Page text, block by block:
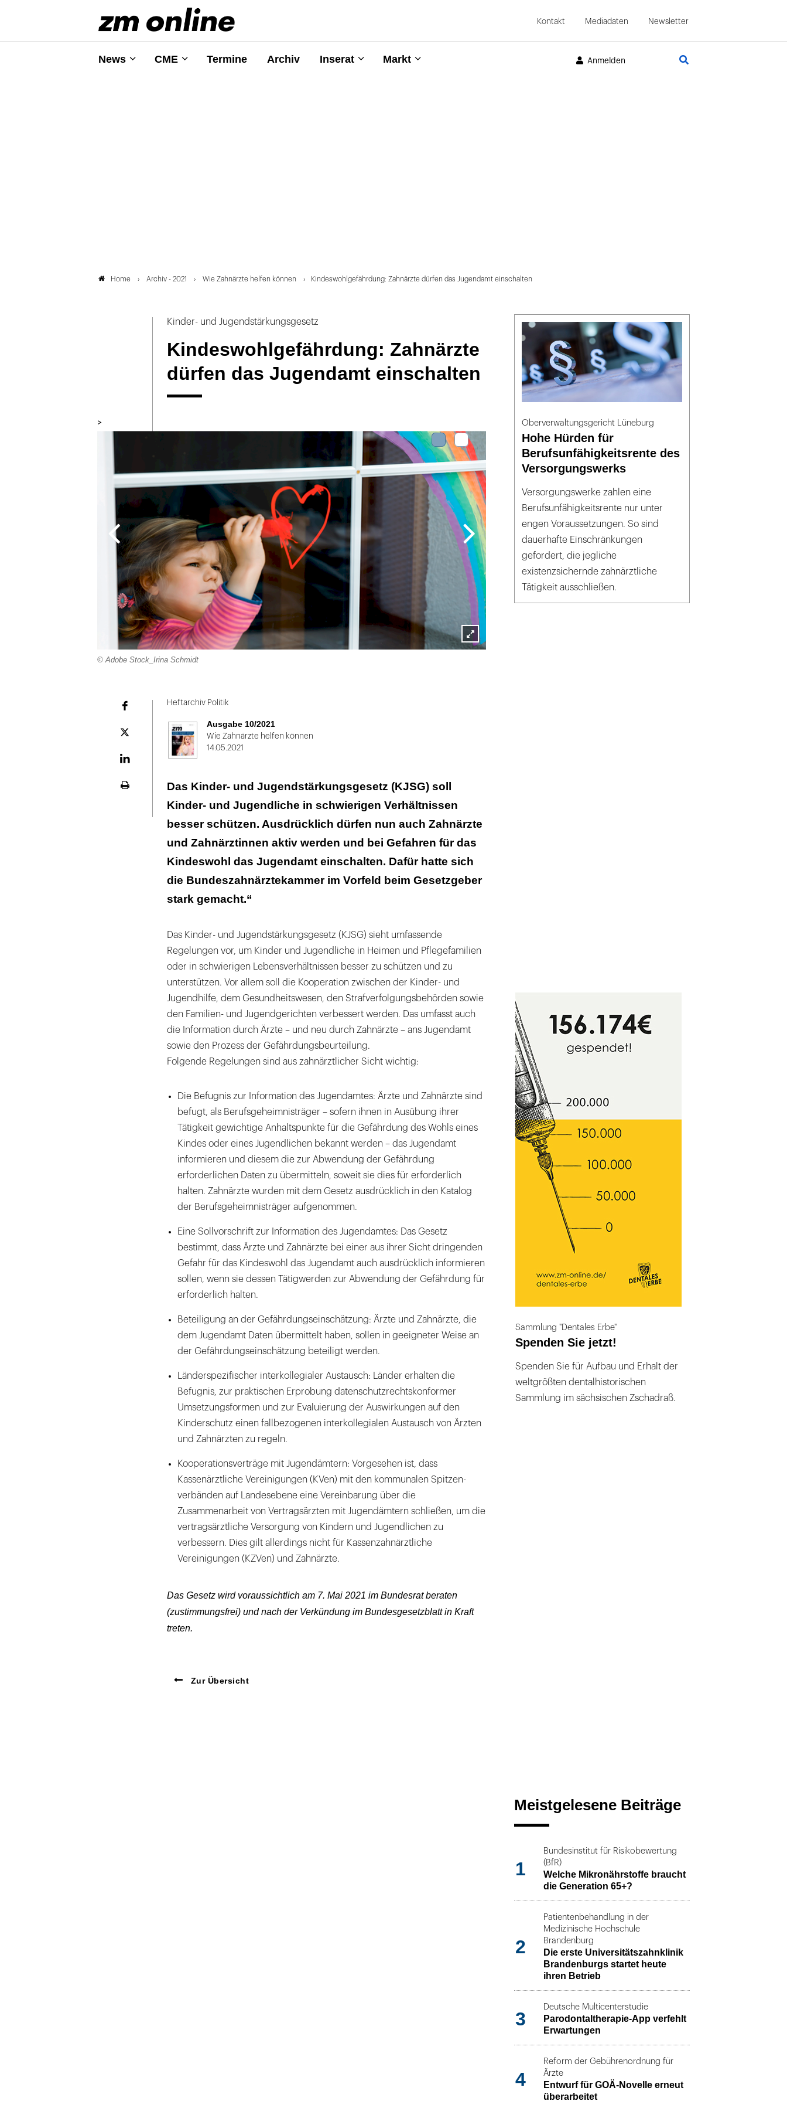
Kontakt Mediadaten Newsletter
News CME Termine Archiv Inserat Markt Anmelden
Home Archiv - 2021 Wie Zahnärzte helfen können Kindeswohlgefährdung: Zahnärzte dürfen das Jugendamt einschalten
Kinder- und Jugendstärkungsgesetz
Kindeswohlgefährdung: Zahnärzte
dürfen das Jugendamt einschalten
>
Lightbox
© Adobe Stock_Irina Schmidt
Plattform
Heftarchiv Politik
Ausgabe 10/2021
Wie Zahnärzte helfen können
14.05.2021
Das Kinder- und Jugendstärkungsgesetz (KJSG) soll
Kinder- und Jugendliche in schwierigen Verhältnissen
besser schützen. Ausdrücklich dürfen nun auch Zahnärzte
und Zahnärztinnen aktiv werden und bei Gefahren für das
Kindeswohl das Jugendamt einschalten. Dafür hatte sich
die Bundeszahnärztekammer im Vorfeld beim Gesetzgeber
stark gemacht.“
Das Kinder- und Jugendstärkungsgesetz (KJSG) sieht umfassende
Regelungen vor, um Kinder und Jugendliche in Heimen und Pflegefamilien
oder in schwierigen Lebensverhältnissen besser zu schützen und zu
unterstützen. Vor allem soll die Kooperation zwischen der Kinder- und
Jugendhilfe, dem Gesundheitswesen, den Strafverfolgungsbehörden sowie
den Familien- und Jugendgerichten verbessert werden. Das umfasst auch
die Information durch Ärzte – und neu durch Zahnärzte – ans Jugendamt
sowie den Prozess der Gefährdungsbeurteilung.
Folgende Regelungen sind aus zahnärztlicher Sicht wichtig:
Die Befugnis zur Information des Jugendamtes: Ärzte und Zahnärzte sind
befugt, als Berufsgeheimnisträger – sofern ihnen in Ausübung ihrer
Tätigkeit gewichtige Anhaltspunkte für die Gefährdung des Wohls eines
Kindes oder eines Jugendlichen bekannt werden – das Jugendamt
informieren und diesem die zur Abwendung der Gefährdung
erforderlichen Daten zu übermitteln, soweit sie dies für erforderlich
halten. Zahnärzte wurden mit dem Gesetz ausdrücklich in den Katalog
der Berufsgeheimnisträger aufgenommen.
Eine Sollvorschrift zur Information des Jugendamtes: Das Gesetz
bestimmt, dass Ärzte und Zahnärzte bei einer aus ihrer Sicht dringenden
Gefahr für das Kindeswohl das Jugendamt auch ausdrücklich informieren
sollen, wenn sie dessen Tätigwerden zur Abwendung der Gefährdung für
erforderlich halten.
Beteiligung an der Gefährdungseinschätzung: Ärzte und Zahnärzte, die
dem Jugendamt Daten übermittelt haben, sollen in geeigneter Weise an
der Gefährdungseinschätzung beteiligt werden.
Länderspezifischer interkollegialer Austausch: Länder erhalten die
Befugnis, zur praktischen Erprobung datenschutzrechtskonformer
Umsetzungsformen und zur Evaluierung der Auswirkungen auf den
Kinderschutz einen fallbezogenen interkollegialen Austausch von Ärzten
und Zahnärzten zu regeln.
Kooperationsverträge mit Jugendämtern: Vorgesehen ist, dass
Kassenärztliche Vereinigungen (KVen) mit den kommunalen Spitzen-
verbänden auf Landesebene eine Vereinbarung über die
Zusammenarbeit von Vertragsärzten mit Jugendämtern schließen, um die
vertragsärztliche Versorgung von Kindern und Jugendlichen zu
verbessern. Dies gilt allerdings nicht für Kassenzahnärztliche
Vereinigungen (KZVen) und Zahnärzte.
Das Gesetz wird voraussichtlich am 7. Mai 2021 im Bundesrat beraten
(zustimmungsfrei) und nach der Verkündung im Bundesgesetzblatt in Kraft
treten.
Zur Übersicht
Oberverwaltungsgericht Lüneburg
Hohe Hürden für
Berufsunfähigkeitsrente des
Versorgungswerks
Versorgungswerke zahlen eine
Berufsunfähigkeitsrente nur unter
engen Voraussetzungen. So sind
dauerhafte Einschränkungen
gefordert, die jegliche
existenzsichernde zahnärztliche
Tätigkeit ausschließen.
Sammlung "Dentales Erbe"
Spenden Sie jetzt!
Spenden Sie für Aufbau und Erhalt der
weltgrößten dentalhistorischen
Sammlung im sächsischen Zschadraß.
Meistgelesene Beiträge
1
Bundesinstitut für Risikobewertung
(BfR)
Welche Mikronährstoffe braucht
die Generation 65+?
2
Patientenbehandlung in der
Medizinische Hochschule
Brandenburg
Die erste Universitätszahnklinik
Brandenburgs startet heute
ihren Betrieb
3
Deutsche Multicenterstudie
Parodontaltherapie-App verfehlt
Erwartungen
4
Reform der Gebührenordnung für
Ärzte
Entwurf für GOÄ-Novelle erneut
überarbeitet